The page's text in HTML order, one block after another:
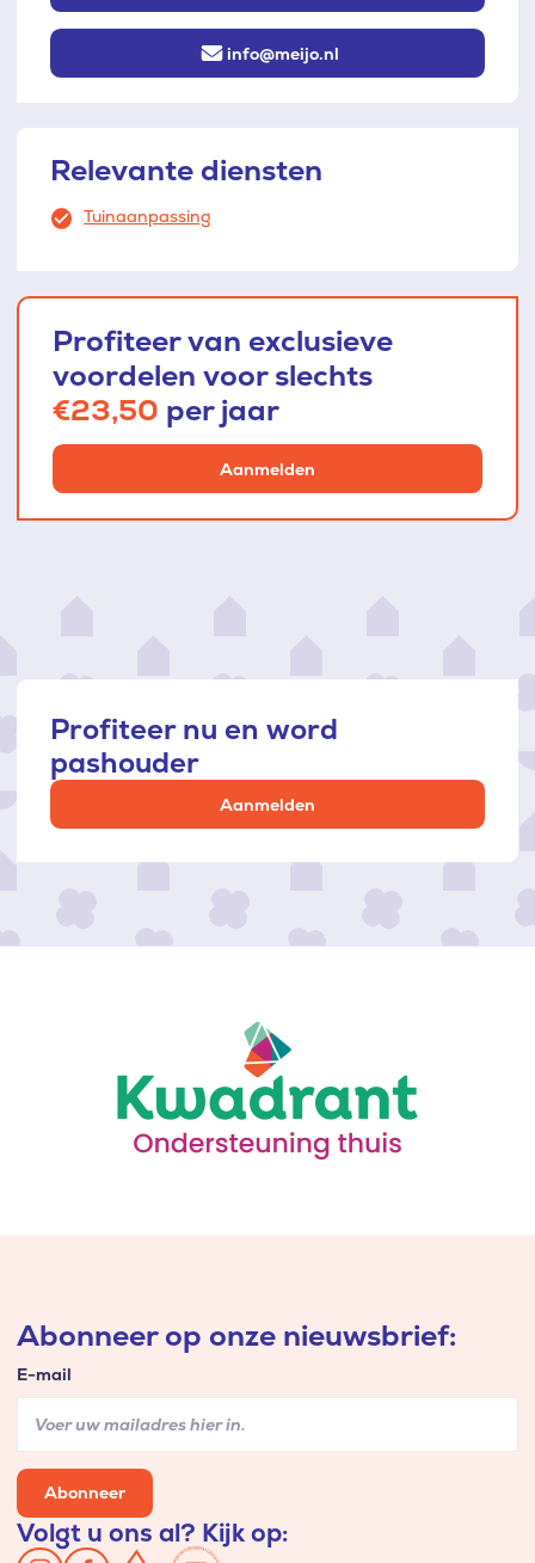
info@meijo.nl
Relevante diensten
Tuinaanpassing
Profiteer van exclusieve
voordelen voor slechts
€23,50 per jaar
Aanmelden
Profiteer nu en word
pashouder
Aanmelden
Abonneer op onze nieuwsbrief:
E-mail
Abonneer
Volgt u ons al? Kijk op: